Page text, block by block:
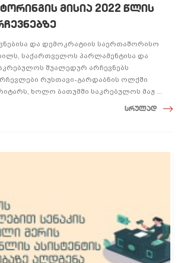
მისია 2022 წლის
და დემოკრატიის საერთაშორისო
საქართველოს პარლამენტისა და
შუალედურ არჩევნებს
რუსთავი-გარდაბნის ოლქში
ხოლო ბათუმში საკრებულოს მაჟ ...
სრულად